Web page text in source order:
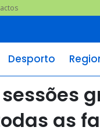
Desporto
as